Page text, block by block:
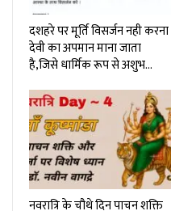
दशहरे पर मूर्ति विसर्जन नही करना
देवी का अपमान माना जाता
है,जिसे धार्मिक रूप से अशुभ…
नवरात्रि के चौथे दिन पाचन शक्ति